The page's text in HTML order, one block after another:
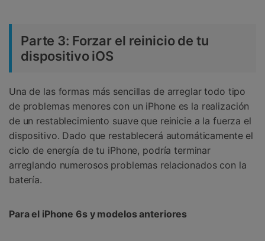
Parte 3: Forzar el reinicio de tu
dispositivo iOS
Una de las formas más sencillas de arreglar todo tipo
de problemas menores con un iPhone es la realización
de un restablecimiento suave que reinicie a la fuerza el
dispositivo. Dado que restablecerá automáticamente el
ciclo de energía de tu iPhone, podría terminar
arreglando numerosos problemas relacionados con la
batería.
Para el iPhone 6s y modelos anteriores